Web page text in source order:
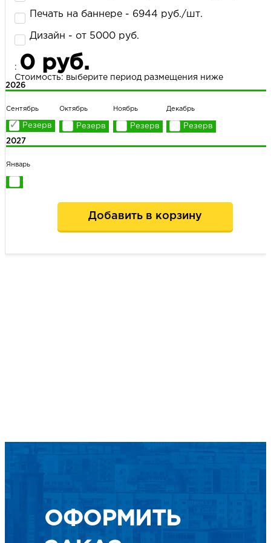
Печать на баннере - 6944 руб./шт.
Дизайн - от 5000 руб.
: 0 руб.
Стоимость: выберите период размещения ниже
2026
Сентябрь Октябрь Ноябрь Декабрь
2027
Январь
Добавить в корзину
ОФОРМИТЬ